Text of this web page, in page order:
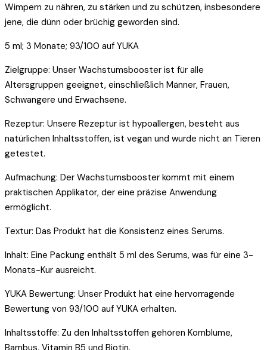
Wimpern zu nähren, zu stärken und zu schützen, insbesondere
jene, die dünn oder brüchig geworden sind.
5 ml; 3 Monate; 93/100 auf YUKA
Zielgruppe: Unser Wachstumsbooster ist für alle
Altersgruppen geeignet, einschließlich Männer, Frauen,
Schwangere und Erwachsene.
Rezeptur: Unsere Rezeptur ist hypoallergen, besteht aus
natürlichen Inhaltsstoffen, ist vegan und wurde nicht an Tieren
getestet.
Aufmachung: Der Wachstumsbooster kommt mit einem
praktischen Applikator, der eine präzise Anwendung
ermöglicht.
Textur: Das Produkt hat die Konsistenz eines Serums.
Inhalt: Eine Packung enthält 5 ml des Serums, was für eine 3-
Monats-Kur ausreicht.
YUKA Bewertung: Unser Produkt hat eine hervorragende
Bewertung von 93/100 auf YUKA erhalten.
Inhaltsstoffe: Zu den Inhaltsstoffen gehören Kornblume,
Bambus, Vitamin B5 und Biotin.